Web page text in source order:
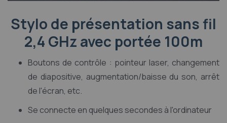
Stylo de présentation sans fil
2,4 GHz avec portée 100m
Boutons de contrôle : pointeur laser, changement
de diapositive, augmentation/baisse du son, arrêt
de l'écran, etc.
Se connecte en quelques secondes à l'ordinateur